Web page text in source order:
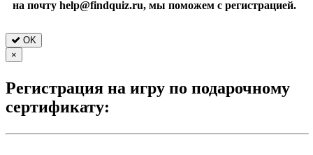
на почту help@findquiz.ru, мы поможем с регистрацией.
OK
×
Регистрация на игру по подарочному
сертификату: